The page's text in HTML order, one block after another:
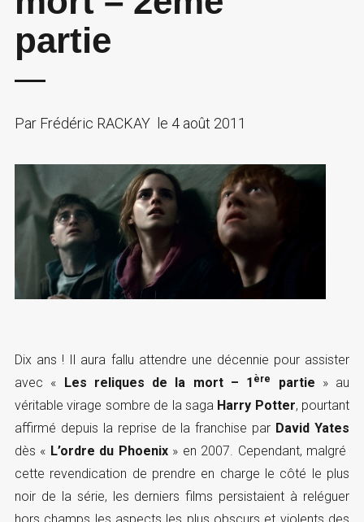
partie
ParFrédéric RACKAY le 4 août 2011
Dix ans ! Il aura fallu attendre une décennie pour assister
avec « Les reliques de la mort – 1 ère partie » au
véritable virage sombre de la saga Harry Potter, pourtant
affirmé depuis la reprise de la franchise par David Yates
dès « L’ordre du Phoenix» en 2007. Cependant, malgré
cette revendication de prendre en charge le côté le plus
noir de la série, les derniers films persistaient à reléguer
hors champs les aspects les plus obscurs et violents des